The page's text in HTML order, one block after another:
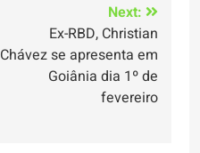
Next:
Ex-RBD, Christian
Chávez se apresenta em
Goiânia dia 1º de
fevereiro